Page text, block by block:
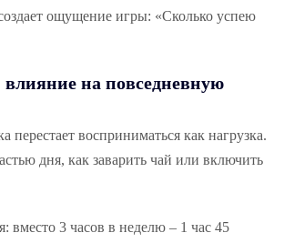
ощущение игры: «Сколько успею
влияние на повседневную
перестает восприниматься как нагрузка.
дня, как заварить чай или включить
вместо 3 часов в неделю – 1 час 45